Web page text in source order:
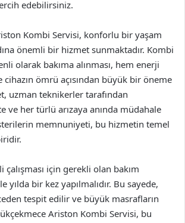
edebilirsiniz.
Kombi Servisi, konforlu bir yaşam
önemli bir hizmet sunmaktadır. Kombi
olarak bakıma alınması, hem enerji
ömrü açısından büyük bir öneme
uzman teknikerler tarafından
ve her türlü arızaya anında müdahale
memnuniyeti, bu hizmetin temel
için gerekli olan bakım
yılda bir kez yapılmalıdır. Bu sayede,
tespit edilir ve büyük masrafların
Ariston Kombi Servisi, bu